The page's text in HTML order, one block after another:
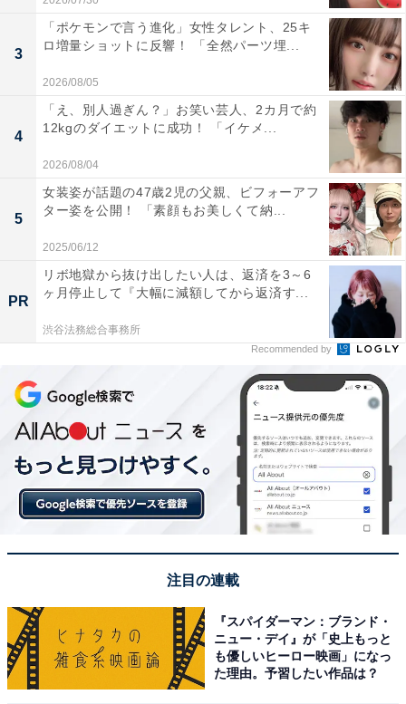
3
「ポケモンで言う進化」女性タレント、25キ
ロ増量ショットに反響！ 「全然パーツ埋...
2026/08/05
4
「え、別人過ぎん？」お笑い芸人、2カ月で約
12kgのダイエットに成功！ 「イケメ...
2026/08/04
5
女装姿が話題の47歳2児の父親、ビフォーアフ
ター姿を公開！ 「素顔もお美しくて納...
2025/06/12
PR
リボ地獄から抜け出したい人は、返済を3～6
ヶ月停止して『大幅に減額してから返済す...
渋谷法務総合事務所
Recommended by
注目の連載
『スパイダーマン：ブランド・
ニュー・デイ』が「史上もっと
も優しいヒーロー映画」になっ
た理由。予習したい作品は？